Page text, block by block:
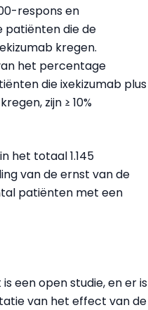
respons en
patiënten die de
kregen.
het percentage
die ixekizumab plus
zijn ≥ 10%
het totaal 1.145
van de ernst van de
patiënten met een
een open studie, en er is
van het effect van de